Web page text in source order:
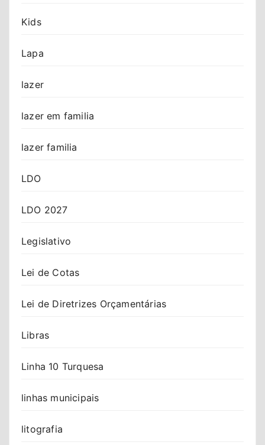
Kids
Lapa
lazer
lazer em familia
lazer familia
LDO
LDO 2027
Legislativo
Lei de Cotas
Lei de Diretrizes Orçamentárias
Libras
Linha 10 Turquesa
linhas municipais
litografia